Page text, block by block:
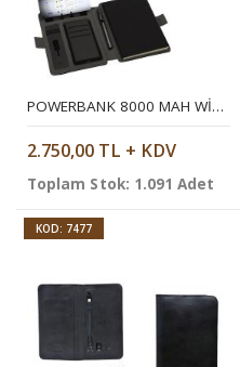
POWERBANK 8000 MAH WIRELESS ORGANIZER
2.750,00 TL + KDV
Toplam Stok: 1.091 Adet
KOD: 7477